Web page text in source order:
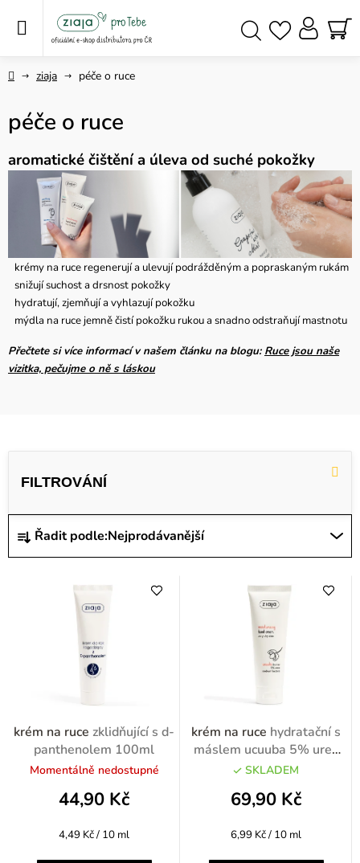
Domůziaja péče o ruce
péče o ruce
aromatické čištění a úleva od suché pokožky
krémy na ruce regenerují a ulevují podrážděným a popraskaným rukám
snižují suchost a drsnost pokožky
hydratují, zjemňují a vyhlazují pokožku
mýdla na ruce jemně čistí pokožku rukou a snadno odstraňují mastnotu
Přečtete si více informací v našem článku na blogu: Ruce jsou naše
vizitka, pečujme o ně s láskou
Ř
a
o
Řadit podle:Nejprodávanější
V
s
krém na ruce zklidňující s d-
panthenolem 100ml
Momentálně nedostupné
44,90 Kč
Měrná
4,49 Kč / 10 ml
krém na ruce hydratační s
máslem ucuuba 5% urea
80ml
SKLADEM
69,90 Kč
Měrná
6,99 Kč / 10 ml